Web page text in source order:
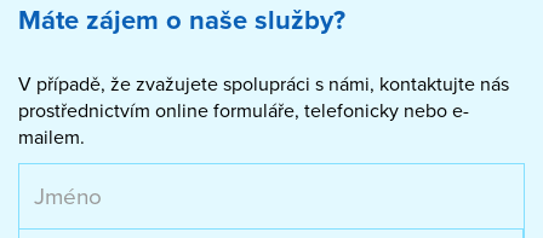
Máte zájem o naše služby?
V případě, že zvažujete spolupráci s námi, kontaktujte nás
prostřednictvím online formuláře, telefonicky nebo e-
mailem.